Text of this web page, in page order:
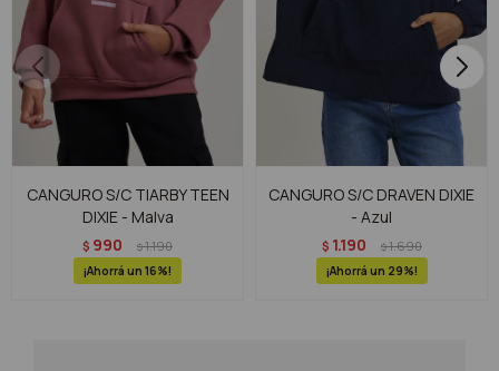
CANGURO S/C TIARBY TEEN
DIXIE - Malva
$ 990 $1.190
16
CANGURO S/C DRAVEN DIXIE
- Azul
$ 1.190 $1.690
29